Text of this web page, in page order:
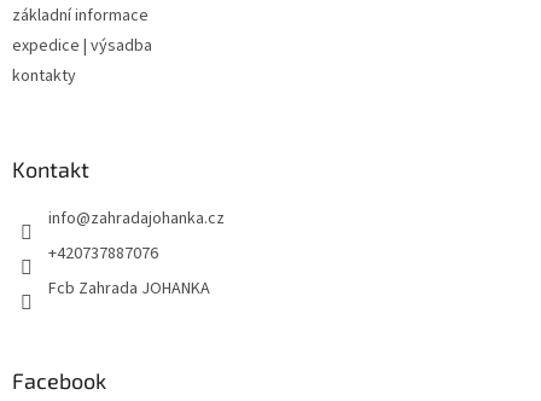
základní informace
expedice | výsadba
kontakty
Kontakt
info@zahradajohanka.cz
+420737887076
Fcb Zahrada JOHANKA
Facebook